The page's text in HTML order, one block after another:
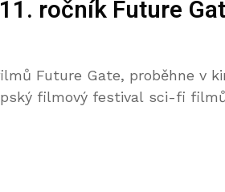
ročník Future
Future Gate, proběhne v
filmový festival sci-fi